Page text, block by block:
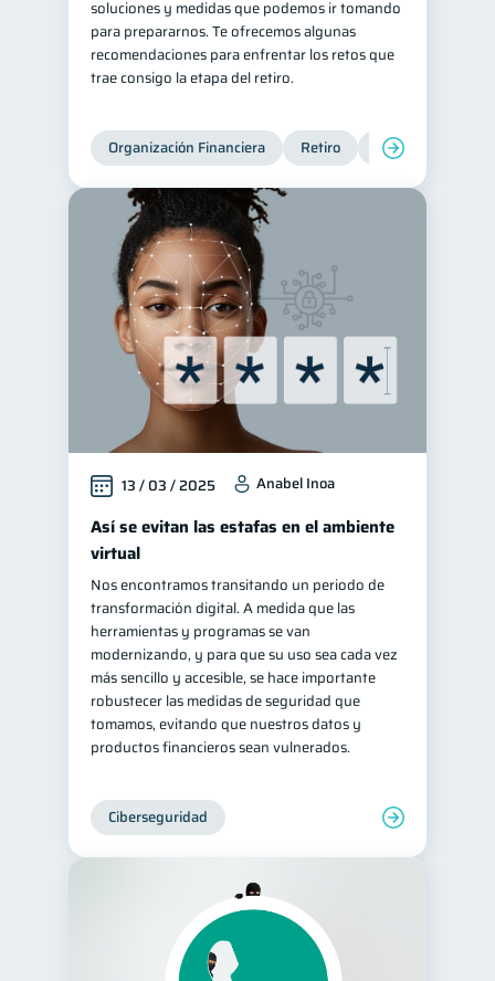
soluciones y medidas que podemos ir tomando
para prepararnos. Te ofrecemos algunas
recomendaciones para enfrentar los retos que
trae consigo la etapa del retiro.
Organización Financiera Retiro Cuenta
13 / 03 / 2025 Anabel Inoa
Así se evitan las estafas en el ambiente
virtual
Nos encontramos transitando un periodo de
transformación digital. A medida que las
herramientas y programas se van
modernizando, y para que su uso sea cada vez
más sencillo y accesible, se hace importante
robustecer las medidas de seguridad que
tomamos, evitando que nuestros datos y
productos financieros sean vulnerados.
Ciberseguridad